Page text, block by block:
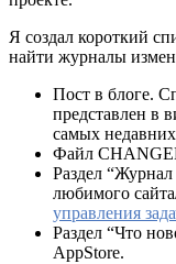
Я создал короткий
найти журналы
Пост в блоге.
представлен в
самых
Файл
Раздел
любимого
управления
Раздел “Что
AppStore.